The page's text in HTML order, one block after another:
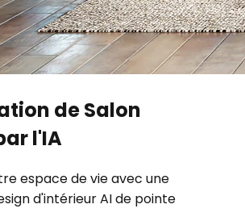
de Salon
l'IA
espace de vie avec une
d'intérieur AI de pointe